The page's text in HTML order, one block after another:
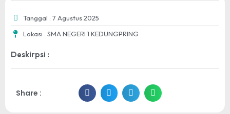
Tanggal : 7 Agustus 2025
Lokasi : SMA NEGERI 1 KEDUNGPRING
Deskirpsi :
Share :